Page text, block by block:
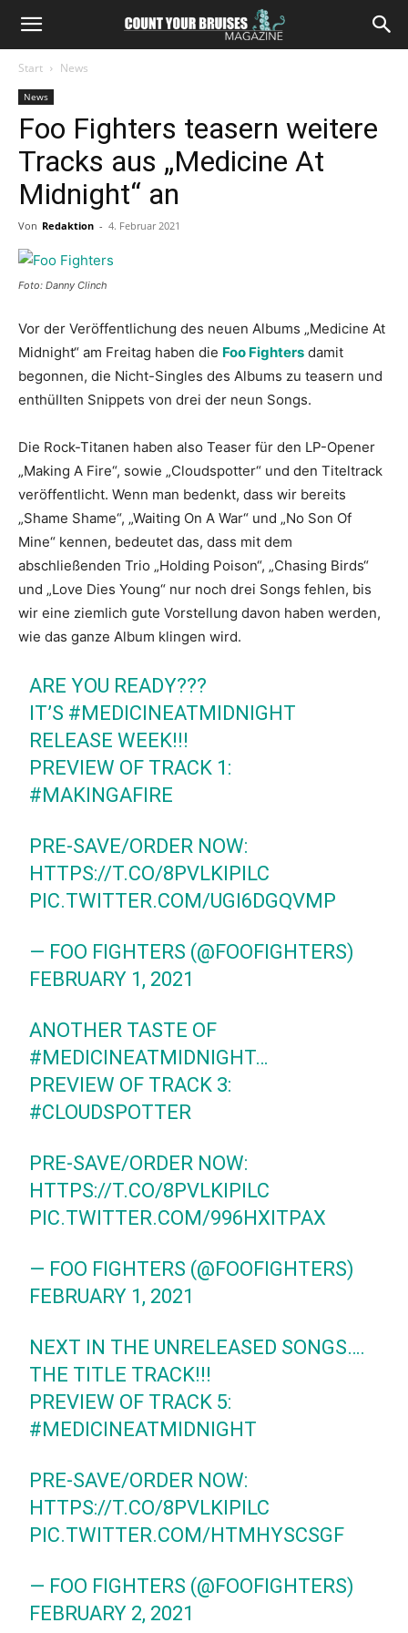
Start News
News
Foo Fighters teasern weitere
Tracks aus „Medicine At
Midnight“ an
Von Redaktion - 4. Februar 2021
Foto: Danny Clinch
Vor der Veröffentlichung des neuen Albums „Medicine At
Midnight“ am Freitag haben die Foo Fighters damit
begonnen, die Nicht-Singles des Albums zu teasern und
enthüllten Snippets von drei der neun Songs.
Die Rock-Titanen haben also Teaser für den LP-Opener
„Making A Fire“, sowie „Cloudspotter“ und den Titeltrack
veröffentlicht. Wenn man bedenkt, dass wir bereits
„Shame Shame“, „Waiting On A War“ und „No Son Of
Mine“ kennen, bedeutet das, dass mit dem
abschließenden Trio „Holding Poison“, „Chasing Birds“
und „Love Dies Young“ nur noch drei Songs fehlen, bis
wir eine ziemlich gute Vorstellung davon haben werden,
wie das ganze Album klingen wird.
ARE YOU READY???
IT’S #MEDICINEATMIDNIGHT
RELEASE WEEK!!!
PREVIEW OF TRACK 1:
#MAKINGAFIRE
PRE-SAVE/ORDER NOW:
HTTPS://T.CO/8PVLKIPILC
PIC.TWITTER.COM/UGI6DGQVMP
— FOO FIGHTERS (@FOOFIGHTERS)
FEBRUARY 1, 2021
ANOTHER TASTE OF
#MEDICINEATMIDNIGHT…
PREVIEW OF TRACK 3:
#CLOUDSPOTTER
PRE-SAVE/ORDER NOW:
HTTPS://T.CO/8PVLKIPILC
PIC.TWITTER.COM/996HXITPAX
— FOO FIGHTERS (@FOOFIGHTERS)
FEBRUARY 1, 2021
NEXT IN THE UNRELEASED SONGS….
THE TITLE TRACK!!!
PREVIEW OF TRACK 5:
#MEDICINEATMIDNIGHT
PRE-SAVE/ORDER NOW:
HTTPS://T.CO/8PVLKIPILC
PIC.TWITTER.COM/HTMHYSCSGF
— FOO FIGHTERS (@FOOFIGHTERS)
FEBRUARY 2, 2021